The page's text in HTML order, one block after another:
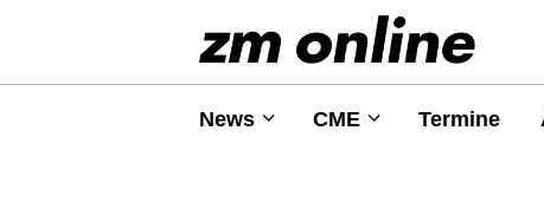
News CME Termine